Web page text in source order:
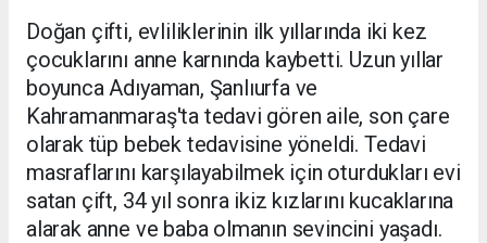
Doğan çifti, evliliklerinin ilk yıllarında iki kez
çocuklarını anne karnında kaybetti. Uzun yıllar
boyunca Adıyaman, Şanlıurfa ve
Kahramanmaraş'ta tedavi gören aile, son çare
olarak tüp bebek tedavisine yöneldi. Tedavi
masraflarını karşılayabilmek için oturdukları evi
satan çift, 34 yıl sonra ikiz kızlarını kucaklarına
alarak anne ve baba olmanın sevincini yaşadı.